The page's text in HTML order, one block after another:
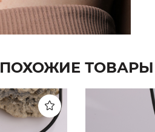
ПОХОЖИЕ ТОВАРЫ